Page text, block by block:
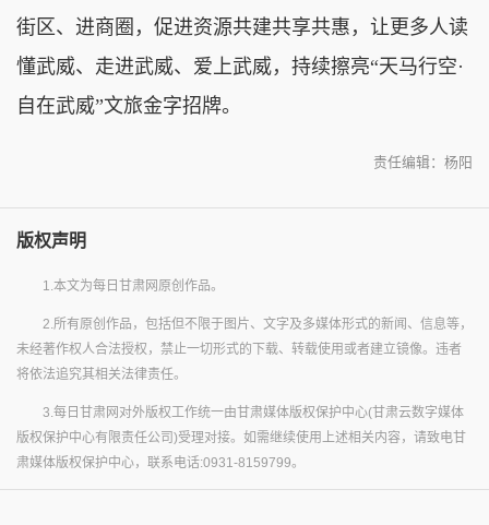
街区、进商圈，促进资源共建共享共惠，让更多人读
懂武威、走进武威、爱上武威，持续擦亮“天马行空·
自在武威”文旅金字招牌。
责任编辑：杨阳
版权声明
1.本文为每日甘肃网原创作品。
2.所有原创作品，包括但不限于图片、文字及多媒体形式的新闻、信息等，
未经著作权人合法授权，禁止一切形式的下载、转载使用或者建立镜像。违者
将依法追究其相关法律责任。
3.每日甘肃网对外版权工作统一由甘肃媒体版权保护中心(甘肃云数字媒体
版权保护中心有限责任公司)受理对接。如需继续使用上述相关内容，请致电甘
肃媒体版权保护中心，联系电话:0931-8159799。